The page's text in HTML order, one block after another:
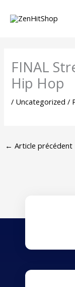
FINAL
Hip Hop
/ Uncategorized /
← Article précédent